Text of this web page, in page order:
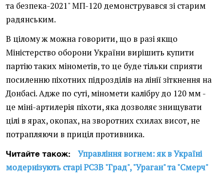
та безпека-2021" МП-120 демонструвався зі старим
радянським.
В цілому ж можна говорити, що в разі якщо
Міністерство оборони України вирішить купити
партію таких мінометів, то це буде тільки сприяти
посиленню піхотних підрозділів на лінії зіткнення на
Донбасі. Адже по суті, міномети калібру до 120 мм -
це міні-артилерія піхоти, яка дозволяє знищувати
цілі в ярах, окопах, на зворотних схилах висот, не
потрапляючи в приціл противника.
Читайте також:
Управління вогнем: як в Україні
модернізують старі РСЗВ "Град", "Ураган" та "Смерч"